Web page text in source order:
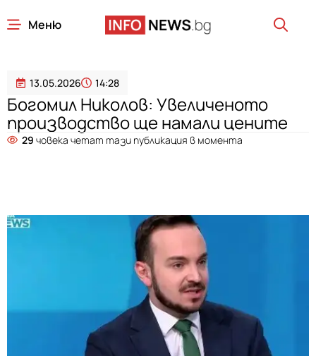
Меню
13.05.2026 14:28
Богомил Николов: Увеличеното
производство ще намали цените
29 човека четат тази публикация в момента